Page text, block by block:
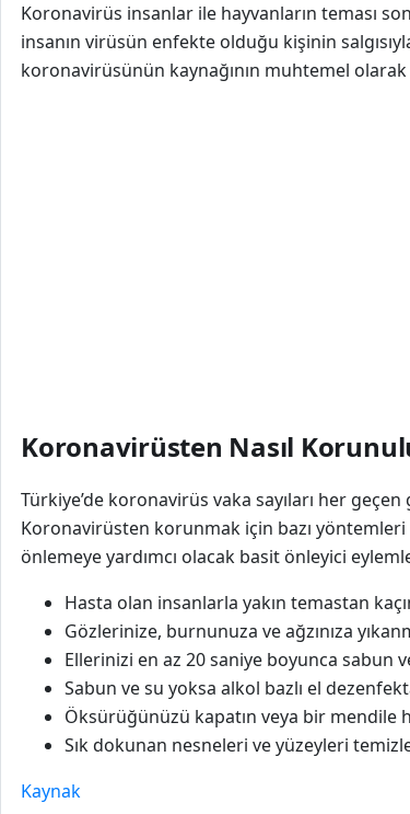
Koronavirüs insanlar ile hayvanların teması
insanın virüsün enfekte olduğu kişinin
koronavirüsünün kaynağının muhtemel
Koronavirüsten Nasıl
Türkiye’de koronavirüs vaka sayıları her
Koronavirüsten korunmak için bazı yöntemleri
önlemeye yardımcı olacak basit önleyici
Hasta olan insanlarla yakın temastan
Gözlerinize, burnunuza ve ağzınıza
Ellerinizi en az 20 saniye boyunca sabun
Sabun ve su yoksa alkol bazlı el
Öksürüğünüzü kapatın veya bir mendile
Sık dokunan nesneleri ve yüzeyleri
Kaynak